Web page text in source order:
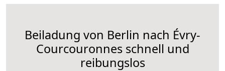
Beiladung von Berlin nach Évry-
Courcouronnes schnell und
reibungslos